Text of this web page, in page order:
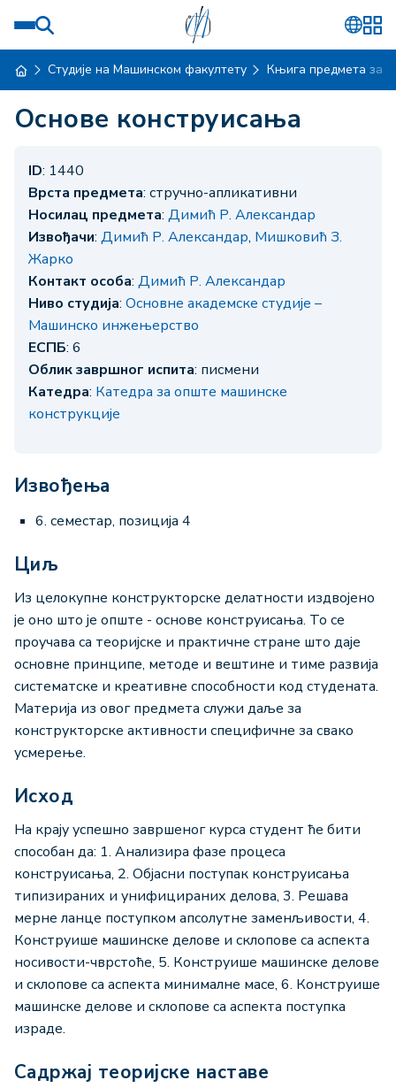
Студије на Машинском факултету Књига предмета за
Основе конструисања
ID: 1440
Врста предмета: стручно-апликативни
Носилац предмета: Димић Р. Александар
Извођачи: Димић Р. Александар, Мишковић З.
Жарко
Контакт особа: Димић Р. Александар
Ниво студија: Основне академске студије –
Машинско инжењерство
ЕСПБ: 6
Облик завршног испита: писмени
Катедра: Катедра за опште машинске
конструкције
Извођења
6. семестар, позиција 4
Циљ
Из целокупне конструкторске делатности издвојено
је оно што је опште - основе конструисања. То се
проучава са теоријске и практичне стране што даје
основне принципе, методе и вештине и тиме развија
систематске и креативне способности код студената.
Материја из овог предмета служи даље за
конструкторске активности специфичне за свако
усмерење.
Исход
На крају успешно завршеног курса студент ће бити
способан да: 1. Анализира фазе процеса
конструисања, 2. Објасни поступак конструисања
типизираних и унифицираних делова, 3. Решава
мерне ланце поступком апсолутне заменљивости, 4.
Конструише машинске делове и склопове са аспекта
носивости-чврстоће, 5. Конструише машинске делове
и склопове са аспекта минималне масе, 6. Конструише
машинске делове и склопове са аспекта поступка
израде.
Садржај теоријске наставе